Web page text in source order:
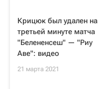
Крицюк был удален на
третьей минуте матча
"Белененсеш" — "Риу
Аве": видео
21 марта 2021